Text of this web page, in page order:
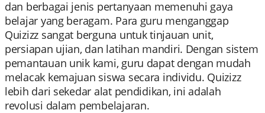
dan berbagai jenis pertanyaan memenuhi gaya
belajar yang beragam. Para guru menganggap
Quizizz sangat berguna untuk tinjauan unit,
persiapan ujian, dan latihan mandiri. Dengan sistem
pemantauan unik kami, guru dapat dengan mudah
melacak kemajuan siswa secara individu. Quizizz
lebih dari sekedar alat pendidikan, ini adalah
revolusi dalam pembelajaran.